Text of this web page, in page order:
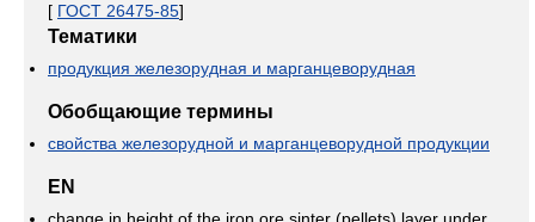
[ ГОСТ 26475-85]
Тематики
продукция железорудная и марганцеворудная
Обобщающие термины
свойства железорудной и марганцеворудной продукции
EN